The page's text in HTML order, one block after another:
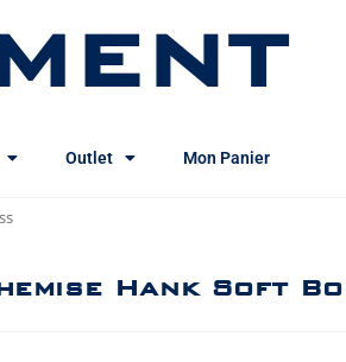
Outlet Mon Panier
Hank Soft